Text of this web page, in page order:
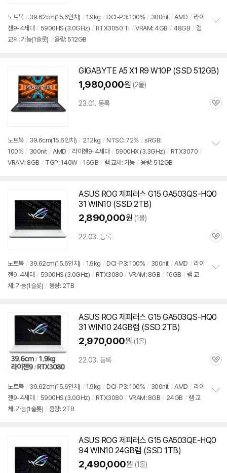
노트북 / 39.62cm(15.6인치) / 1.9kg / DCI-P3: 100% / 300nit / AMD / 라이
젠9-4세대 / 5900HS (3.0GHz) / RTX3050 Ti / VRAM: 4GB / 48GB / 램
교체: 가능(1슬롯) / 용량: 512GB
기
GIGABYTE A5 X1 R9 W10P (SSD 512GB)
1,980,000원 (2몰)
23.01. 등록
관
노트북 / 39.6cm(15.6인치) / 2.12kg / NTSC: 72% / sRGB:
100% / 300nit / AMD / 라이젠9-4세대 / 5900HX (3.3GHz) / RTX3070 /
VRAM: 8GB / TGP: 140W / 16GB / 램 교체: 가능 / 용량: 512GB
기
ASUS ROG 제피러스 G15 GA503QS-HQ0
31 WIN10 (SSD 2TB)
2,890,000원 (1몰)
22.03. 등록
관
노트북 / 39.62cm(15.6인치) / 1.9kg / DCI-P3: 100% / 300nit / AMD / 라이
젠9-4세대 / 5900HS (3.0GHz) / RTX3080 / VRAM: 8GB / 16GB / 램 교
체: 가능(1슬롯) / 용량: 2TB
기
ASUS ROG 제피러스 G15 GA503QS-HQ0
31 WIN10 24GB램 (SSD 2TB)
2,970,000원 (1몰)
22.03. 등록
관
노트북 / 39.62cm(15.6인치) / 1.9kg / DCI-P3: 100% / 300nit / AMD / 라이
젠9-4세대 / 5900HS (3.0GHz) / RTX3080 / VRAM: 8GB / 24GB / 램 교
체: 가능(1슬롯) / 용량: 2TB
기
ASUS ROG 제피러스 G15 GA503QE-HQ0
94 WIN10 24GB램 (SSD 1TB)
2,490,000원 (1몰)